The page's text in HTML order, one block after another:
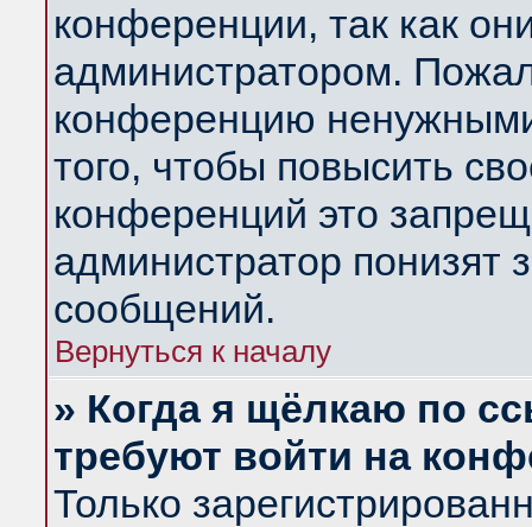
конференции, так как
администратором.
конференцию
того, чтобы повысить
конференций это
администратор понизят
сообщений.
Вернуться к началу
» Когда я щёлкаю по
требуют войти на
Только